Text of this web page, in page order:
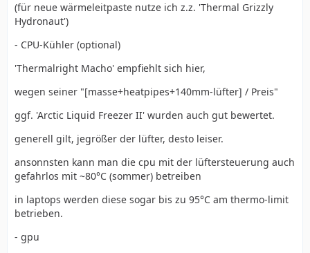
(für neue wärmeleitpaste nutze ich z.z. 'Thermal Grizzly
Hydronaut')
- CPU-Kühler (optional)
'Thermalright Macho' empfiehlt sich hier,
wegen seiner "[masse+heatpipes+140mm-lüfter] / Preis"
ggf. 'Arctic Liquid Freezer II' wurden auch gut bewertet.
generell gilt, jegrößer der lüfter, desto leiser.
ansonnsten kann man die cpu mit der lüftersteuerung auch
gefahrlos mit ~80°C (sommer) betreiben
in laptops werden diese sogar bis zu 95°C am thermo-limit
betrieben.
- gpu